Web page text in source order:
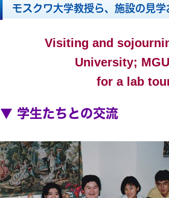
モスクワ大学教授ら、施設の見
Visiting and
University;
for a lab
▼ 学生たちとの交流